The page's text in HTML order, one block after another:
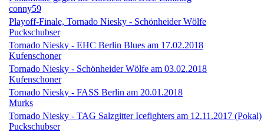
conny59
Playoff-Finale, Tornado Niesky - Schönheider Wölfe
Puckschubser
Tornado Niesky - EHC Berlin Blues am 17.02.2018
Kufenschoner
Tornado Niesky - Schönheider Wölfe am 03.02.2018
Kufenschoner
Tornado Niesky - FASS Berlin am 20.01.2018
Murks
Tornado Niesky - TAG Salzgitter Icefighters am 12.11.2017 (Pokal)
Puckschubser